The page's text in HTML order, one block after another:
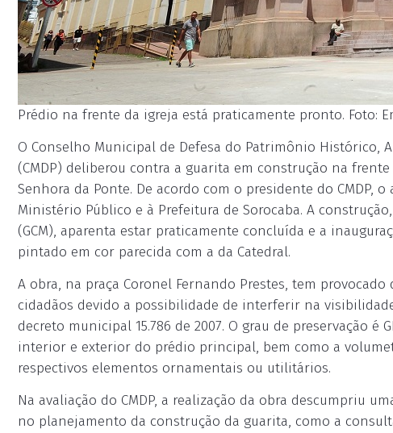
Prédio na frente da igreja está praticamente pronto. Foto:
O Conselho Municipal de Defesa do Patrimônio Histórico,
(CMDP) deliberou contra a guarita em construção na
Senhora da Ponte. De acordo com o presidente do CMDP,
Ministério Público e à Prefeitura de Sorocaba. A
(GCM), aparenta estar praticamente concluída e a
pintado em cor parecida com a da Catedral.
A obra, na praça Coronel Fernando Prestes, tem
cidadãos devido a possibilidade de interferir na
decreto municipal 15.786 de 2007. O grau de preservação
interior e exterior do prédio principal, bem como a
respectivos elementos ornamentais ou utilitários.
Na avaliação do CMDP, a realização da obra descumpriu
no planejamento da construção da guarita, como a